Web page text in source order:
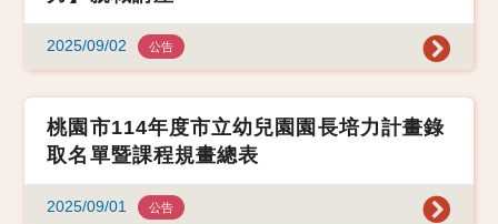
2025/09/02 公告
桃園市114年度市立幼兒園園長培力計畫錄
取名單暨課程規畫總表
2025/09/01 公告